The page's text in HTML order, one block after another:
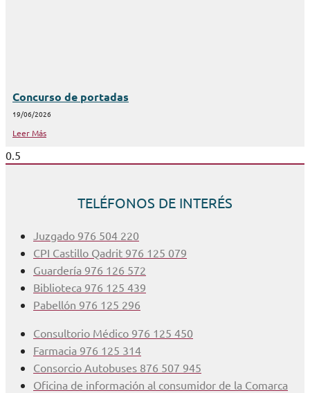
Concurso de portadas
19/06/2026
Leer Más
TELÉFONOS DE INTERÉS
Juzgado 976 504 220
CPI Castillo Qadrit 976 125 079
Guardería 976 126 572
Biblioteca 976 125 439
Pabellón 976 125 296
Consultorio Médico 976 125 450
Farmacia 976 125 314
Consorcio Autobuses 876 507 945
Oficina de información al consumidor de la Comarca